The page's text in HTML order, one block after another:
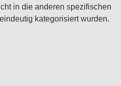
in die anderen spezifischen
kategorisiert wurden.